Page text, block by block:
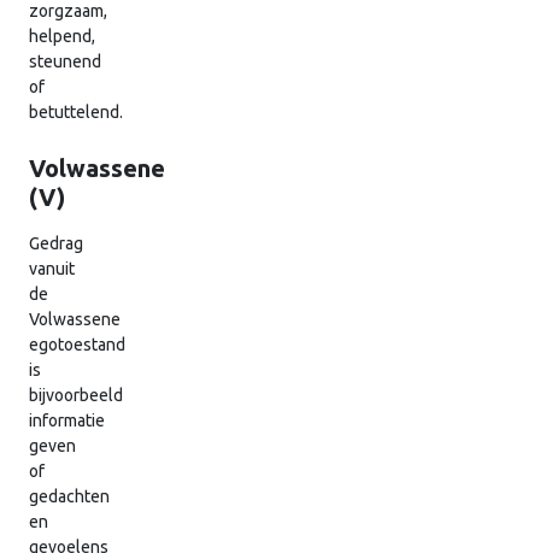
zorgzaam,
helpend,
steunend
of
betuttelend.
Volwassene
(V)
Gedrag
vanuit
de
Volwassene
egotoestand
is
bijvoorbeeld
informatie
geven
of
gedachten
en
gevoelens